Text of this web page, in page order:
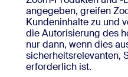
angegeben, greifen
Kundeninhalte zu und
die Autorisierung des
nur dann, wenn dies
sicherheitsrelevanten,
erforderlich ist.